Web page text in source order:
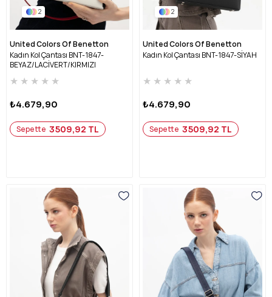
2
United Colors Of Benetton
Kadın Kol Çantası BNT-1847-
BEYAZ/LACİVERT/KIRMIZI
★ ★ ★ ★ ★
₺4.679,90
Sepette 3509,92 TL
2
United Colors Of Benetton
Kadın Kol Çantası BNT-1847-SİYAH
★ ★ ★ ★ ★
₺4.679,90
Sepette 3509,92 TL